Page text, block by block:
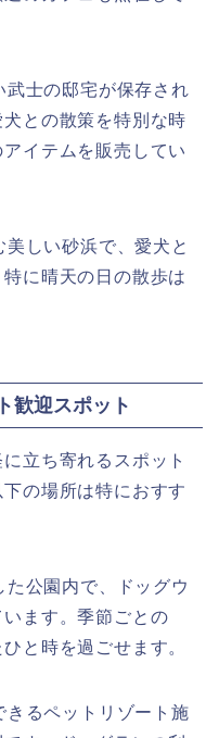
武士の邸宅が保存され
との散策を特別な時
イテムを販売してい
美しい砂浜で、愛犬と
に晴天の日の散歩は
歓迎スポット
立ち寄れるスポット
の場所は特におすす
た公園内で、ドッグウ
ます。季節ごとの
と時を過ごせます。
きるペットリゾート施